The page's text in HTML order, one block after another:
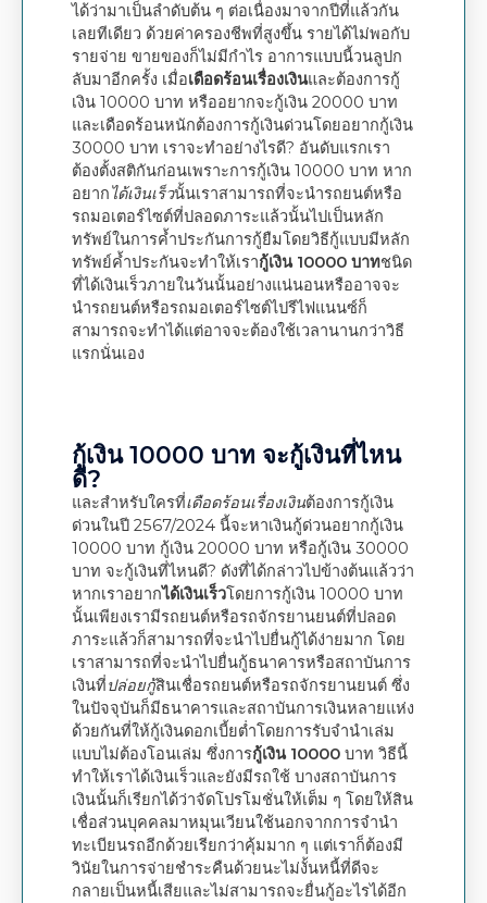
ได้ว่ามาเป็นลำดับต้น ๆ ต่อเนื่องมาจากปีที่แล้วกัน
เลยทีเดียว ด้วยค่าครองชีพที่สูงขึ้น รายได้ไม่พอกับ
รายจ่าย ขายของก็ไม่มีกำไร อาการแบบนี้วนลูปก
ลับมาอีกครั้ง เมื่อเดือดร้อนเรื่องเงินและต้องการกู้
เงิน 10000 บาท หรืออยากจะกู้เงิน 20000 บาท
และเดือดร้อนหนักต้องการกู้เงินด่วนโดยอยากกู้เงิน
30000 บาท เราจะทำอย่างไรดี? อันดับแรกเรา
ต้องตั้งสติกันก่อนเพราะการกู้เงิน 10000 บาท หาก
อยากได้เงินเร็วนั้นเราสามารถที่จะนำรถยนต์หรือ
รถมอเตอร์ไซต์ที่ปลอดภาระแล้วนั้นไปเป็นหลัก
ทรัพย์ในการค้ำประกันการกู้ยืมโดยวิธีกู้แบบมีหลัก
ทรัพย์ค้ำประกันจะทำให้เรากู้เงิน 10000 บาทชนิด
ที่ได้เงินเร็วภายในวันนั้นอย่างแน่นอนหรืออาจจะ
นำรถยนต์หรือรถมอเตอร์ไซต์ไปรีไฟแนนซ์ก็
สามารถจะทำได้แต่อาจจะต้องใช้เวลานานกว่าวิธี
แรกนั่นเอง
กู้เงิน 10000 บาท จะกู้เงินที่ไหน
ดี?
และสำหรับใครที่เดือดร้อนเรื่องเงินต้องการกู้เงิน
ด่วนในปี 2567/2024 นี้จะหาเงินกู้ด่วนอยากกู้เงิน
10000 บาท กู้เงิน 20000 บาท หรือกู้เงิน 30000
บาท จะกู้เงินที่ไหนดี? ดังที่ได้กล่าวไปข้างต้นแล้วว่า
หากเราอยากได้เงินเร็วโดยการกู้เงิน 10000 บาท
นั้นเพียงเรามีรถยนต์หรือรถจักรยานยนต์ที่ปลอด
ภาระแล้วก็สามารถที่จะนำไปยื่นกู้ได้ง่ายมาก โดย
เราสามารถที่จะนำไปยื่นกู้ธนาคารหรือสถาบันการ
เงินที่ปล่อยกู้สินเชื่อรถยนต์หรือรถจักรยานยนต์ ซึ่ง
ในปัจจุบันก็มีธนาคารและสถาบันการเงินหลายแห่ง
ด้วยกันที่ให้กู้เงินดอกเบี้ยต่ำโดยการรับจำนำเล่ม
แบบไม่ต้องโอนเล่ม ซึ่งการกู้เงิน 10000 บาท วิธีนี้
ทำให้เราได้เงินเร็วและยังมีรถใช้ บางสถาบันการ
เงินนั้นก็เรียกได้ว่าจัดโปรโมชั่นให้เต็ม ๆ โดยให้สิน
เชื่อส่วนบุคคลมาหมุนเวียนใช้นอกจากการจำนำ
ทะเบียนรถอีกด้วยเรียกว่าคุ้มมาก ๆ แต่เราก็ต้องมี
วินัยในการจ่ายชำระคืนด้วยนะไม่งั้นหนี้ที่ดีจะ
กลายเป็นหนี้เสียและไม่สามารถจะยื่นกู้อะไรได้อีก